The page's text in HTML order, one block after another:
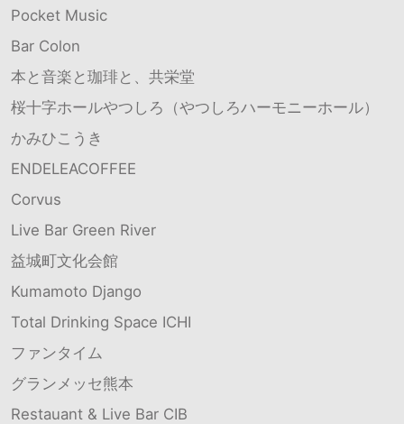
Pocket Music
Bar Colon
本と音楽と珈琲と、共栄堂
桜十字ホールやつしろ（やつしろハーモニーホール）
かみひこうき
ENDELEACOFFEE
Corvus
Live Bar Green River
益城町文化会館
Kumamoto Django
Total Drinking Space ICHI
ファンタイム
グランメッセ熊本
Restauant & Live Bar CIB